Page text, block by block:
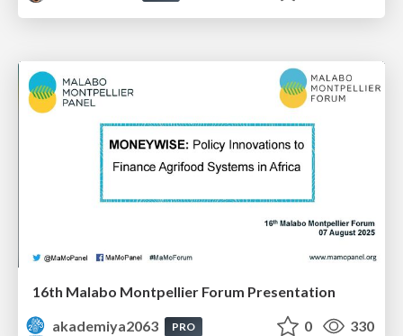
16th Malabo Montpellier Forum Presentation
akademiya2063
PRO 0 330